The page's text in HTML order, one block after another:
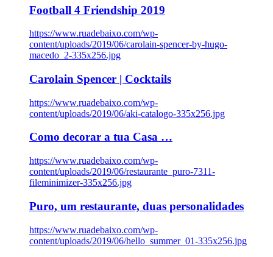
Football 4 Friendship 2019
https://www.ruadebaixo.com/wp-
content/uploads/2019/06/carolain-spencer-by-hugo-
macedo_2-335x256.jpg
Carolain Spencer | Cocktails
https://www.ruadebaixo.com/wp-
content/uploads/2019/06/aki-catalogo-335x256.jpg
Como decorar a tua Casa …
https://www.ruadebaixo.com/wp-
content/uploads/2019/06/restaurante_puro-7311-
fileminimizer-335x256.jpg
Puro, um restaurante, duas personalidades
https://www.ruadebaixo.com/wp-
content/uploads/2019/06/hello_summer_01-335x256.jpg